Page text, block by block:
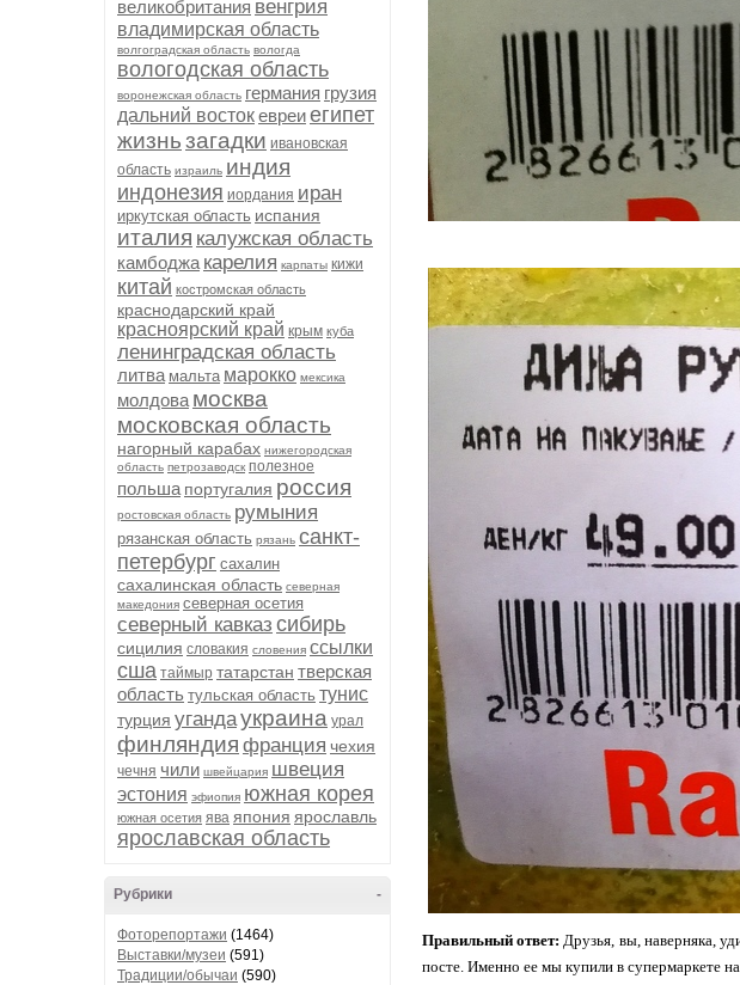
великобритания венгрия
владимирская область
волгоградская область вологда
вологодская область
воронежская область германия грузия
дальний востокевреиегипет
жизньзагадки ивановская
область израиль индия
индонезия иордания иран
иркутская область испания
италия калужская область
камбоджа карелия карпаты кижи
китай костромская область
краснодарский край
красноярский край крым куба
ленинградская область
литва мальта марокко мексика
молдова москва
московская область
нагорный карабах нижегородская
область петрозаводск полезное
польша португалия россия
ростовская область румыния
рязанская область рязань санкт-
петербург сахалин
сахалинская область северная
македония северная осетия
северный кавказ сибирь
сицилия словакия словения ссылки
сша таймыр татарстан тверская
область тульская область тунис
турция угандаукраина урал
финляндия франция чехия
чечня чили швейцария швеция
эстония эфиопия южная корея
южная осетия ява япония ярославль
ярославская область
-
Рубрики
Фоторепортажи (1464)
Выставки/музеи (591)
Традиции/обычаи (590)
Правильный ответ: Друзья, вы, наверняка,
посте. Именно ее мы купили в супермаркете